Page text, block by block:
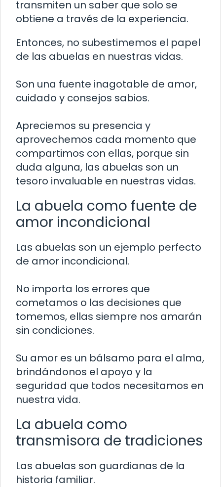
transmiten un saber que solo se
obtiene a través de la experiencia.
Entonces, no subestimemos el papel
de las abuelas en nuestras vidas.
Son una fuente inagotable de amor,
cuidado y consejos sabios.
Apreciemos su presencia y
aprovechemos cada momento que
compartimos con ellas, porque sin
duda alguna, las abuelas son un
tesoro invaluable en nuestras vidas.
La abuela como fuente de
amor incondicional
Las abuelas son un ejemplo perfecto
de amor incondicional.
No importa los errores que
cometamos o las decisiones que
tomemos, ellas siempre nos amarán
sin condiciones.
Su amor es un bálsamo para el alma,
brindándonos el apoyo y la
seguridad que todos necesitamos en
nuestra vida.
La abuela como
transmisora de tradiciones
Las abuelas son guardianas de la
historia familiar.